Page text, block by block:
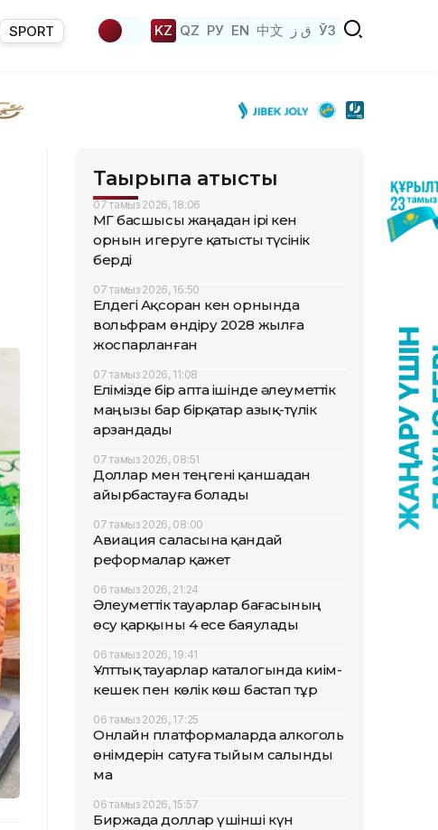
SPORT KZ QZ РУ EN 中文 ق ز ЎЗ
Тақырыпқа қатысты
07 тамыз 2026, 18:06
ҚМГ басшысы жаңадан ірі кен
орнын игеруге қатысты түсінік
берді
07 тамыз 2026, 16:50
Елдегі Ақсоран кен орнында
вольфрам өндіру 2028 жылға
жоспарланған
07 тамыз 2026, 11:08
Елімізде бір апта ішінде әлеуметтік
маңызы бар бірқатар азық-түлік
арзандады
07 тамыз 2026, 08:51
Доллар мен теңгені қаншадан
айырбастауға болады
07 тамыз 2026, 08:00
Авиация саласына қандай
реформалар қажет
06 тамыз 2026, 21:24
Әлеуметтік тауарлар бағасының
өсу қарқыны 4 есе баяулады
06 тамыз 2026, 19:41
Ұлттық тауарлар каталогында киім-
кешек пен көлік көш бастап тұр
06 тамыз 2026, 17:25
Онлайн платформаларда алкоголь
өнімдерін сатуға тыйым салынды
ма
06 тамыз 2026, 15:57
Биржада доллар үшінші күн